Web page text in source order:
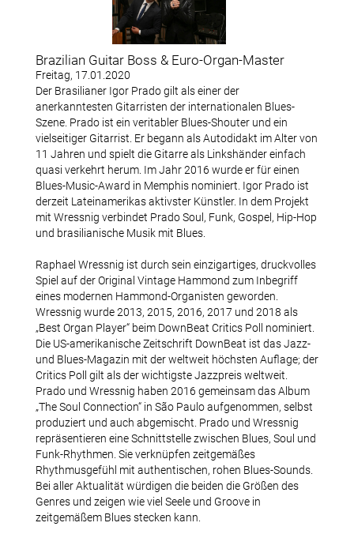
Datenschutzerklärung
Konzerte
Archiv Bischofsmühle
Konzertfotos Bischofsmühle
Mitglieder
Terminhinweise
Downloads
Mitglied werden
Team-Login
Jazztime
Archiv Jazztime
Konzertfotos Jazztime
Brazilian Guitar Boss & Euro-Organ-Master
Freitag, 17.01.2020
Der Brasilianer Igor Prado gilt als einer der
anerkanntesten Gitarristen der internationalen Blues-
Szene. Prado ist ein veritabler Blues-Shouter und ein
vielseitiger Gitarrist. Er begann als Autodidakt im Alter von
11 Jahren und spielt die Gitarre als Linkshänder einfach
quasi verkehrt herum. Im Jahr 2016 wurde er für einen
Blues-Music-Award in Memphis nominiert. Igor Prado ist
derzeit Lateinamerikas aktivster Künstler. In dem Projekt
mit Wressnig verbindet Prado Soul, Funk, Gospel, Hip-Hop
und brasilianische Musik mit Blues.
Raphael Wressnig ist durch sein einzigartiges, druckvolles
Spiel auf der Original Vintage Hammond zum Inbegriff
eines modernen Hammond-Organisten geworden.
Wressnig wurde 2013, 2015, 2016, 2017 und 2018 als
„Best Organ Player“ beim DownBeat Critics Poll nominiert.
Die US-amerikanische Zeitschrift DownBeat ist das Jazz-
und Blues-Magazin mit der weltweit höchsten Auflage; der
Critics Poll gilt als der wichtigste Jazzpreis weltweit.
Prado und Wressnig haben 2016 gemeinsam das Album
„The Soul Connection“ in São Paulo aufgenommen, selbst
produziert und auch abgemischt. Prado und Wressnig
repräsentieren eine Schnittstelle zwischen Blues, Soul und
Funk-Rhythmen. Sie verknüpfen zeitgemäßes
Rhythmusgefühl mit authentischen, rohen Blues-Sounds.
Bei aller Aktualität würdigen die beiden die Größen des
Genres und zeigen wie viel Seele und Groove in
zeitgemäßem Blues stecken kann.